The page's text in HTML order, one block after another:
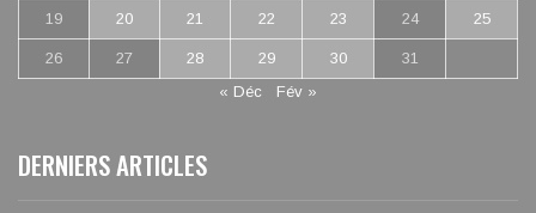
19 20 21 22 23 24 25
26 27 28 29 30
31
« Déc
Fév »
DERNIERS ARTICLES